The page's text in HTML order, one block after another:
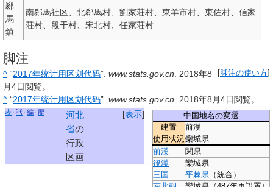
郄
馬
鎮
南郄馬社区、北郄馬村、劉家荘村、東羊市村、東佐村、信家
荘村、段干村、宋北村、任家荘村
脚注
[脚注の使い方]
^ “2017年统计用区划代码”. www.stats.gov.cn
2018年8
月4日閲覧。
^ “2017年统计用区划代码”. www.stats.gov.cn 2018年8月4日閲覧。
中国地名の変遷
建置
前漢
使用状況欒城県
前漢
関県
後漢
欒城県
三国
平棘県 （統合）
[表示]
表 話 編 歴
河北
省の
行政
区画